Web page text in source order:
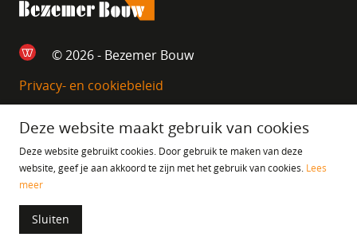
© 2026 - Bezemer Bouw
Privacy- en cookiebeleid
Deze website maakt gebruik van cookies
Deze website gebruikt cookies. Door gebruik te maken van deze
website, geef je aan akkoord te zijn met het gebruik van cookies. Lees
meer
Sluiten